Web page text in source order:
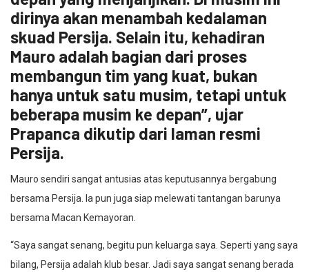
dirinya akan menambah kedalaman
skuad Persija. Selain itu, kehadiran
Mauro adalah bagian dari proses
membangun tim yang kuat, bukan
hanya untuk satu musim, tetapi untuk
beberapa musim ke depan”, ujar
Prapanca dikutip dari laman resmi
Persija.
Mauro sendiri sangat antusias atas keputusannya bergabung
bersama Persija. Ia pun juga siap melewati tantangan barunya
bersama Macan Kemayoran.
“Saya sangat senang, begitu pun keluarga saya. Seperti yang saya
bilang, Persija adalah klub besar. Jadi saya sangat senang berada